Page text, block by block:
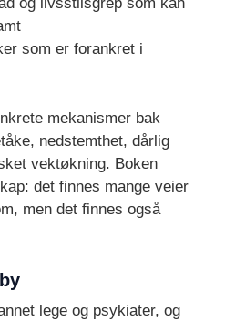
som er forankret i
mekanismer bak
nedstemthet, dårlig
vektøkning. Boken
det finnes mange veier
men det finnes også
lege og psykiater, og